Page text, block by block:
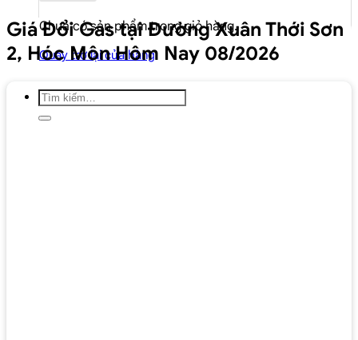
Chưa có sản phẩm trong giỏ hàng.
Quay trở lại cửa hàng
Tìm
kiếm:
Giá Đổi Gas tại Đường Xuân Thới Sơn
2, Hóc Môn Hôm Nay 08/2026